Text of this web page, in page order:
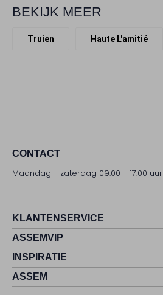
BEKIJK MEER
Truien Haute L'amitié
CONTACT
Maandag - zaterdag 09:00 - 17:00 uur
KLANTENSERVICE
ASSEMVIP
INSPIRATIE
ASSEM